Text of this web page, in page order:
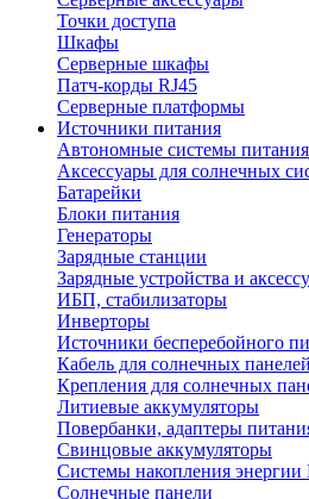
Точки доступа
Шкафы
Серверные шкафы
Патч-корды RJ45
Серверные платформы
Источники питания
Автономные системы питания
Аксессуары для солнечных
Батарейки
Блоки питания
Генераторы
Зарядные станции
Зарядные устройства и
ИБП, стабилизаторы
Инверторы
Источники бесперебойного
Кабель для солнечных панелей
Крепления для солнечных
Литиевые аккумуляторы
Повербанки, адаптеры
Свинцовые аккумуляторы
Системы накопления энергии
Солнечные панели